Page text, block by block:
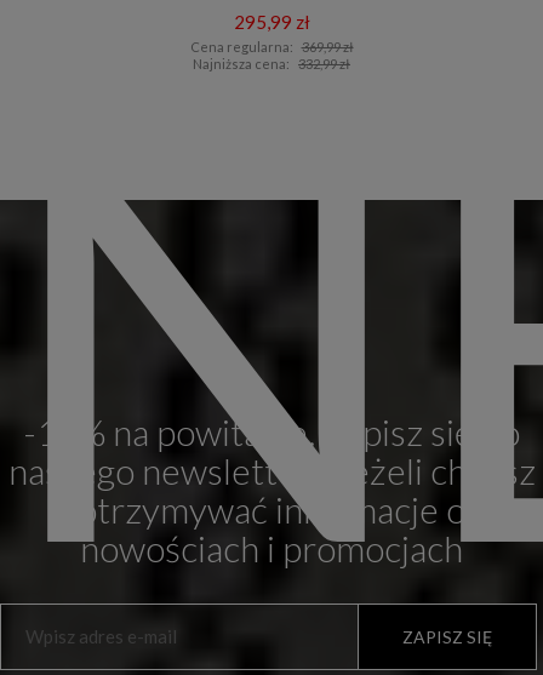
295,99 zł
Cena regularna: 369,99 zł
Najniższa cena:
332,99 zł
-10% na powitanie. Zapisz się do
naszego newslettera, jeżeli chcesz
otrzymywać informacje o
nowościach i promocjach
ZAPISZ SIĘ